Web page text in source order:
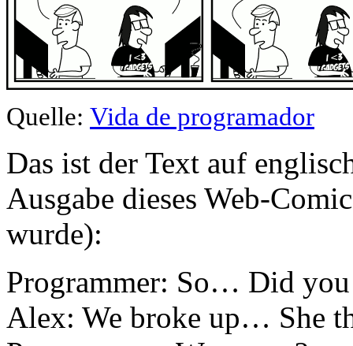
Quelle: Vida de programador
Das ist der Text auf
Ausgabe dieses Web-
wurde):
Programmer: So… Did
Alex: We broke up… She